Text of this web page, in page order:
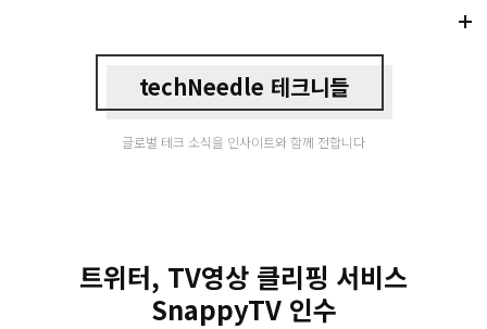
techNeedle 테크니들
글로벌 테크 소식을 인사이트와 함께 전합니다
트위터, TV영상 클리핑 서비스
SnappyTV 인수